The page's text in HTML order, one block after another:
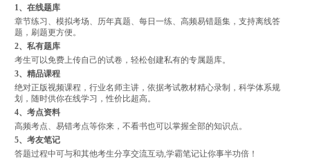
1、在线题库
章节练习、模拟考场、历年真题、每日一练、高频易错题集，支持离线答
题，刷题更方便。
2、私有题库
考生可以免费上传自己的试卷，轻松创建私有的专属题库。
3、精品课程
绝对正版视频课程，行业名师主讲，依据考试教材精心录制，科学体系规
划，随时供你在线学习，性价比超高。
4、考点资料
高频考点、易错考点等你来，不看书也可以掌握全部的知识点。
5、考友笔记
答题过程中可与和其他考生分享交流互动,学霸笔记让你事半功倍！